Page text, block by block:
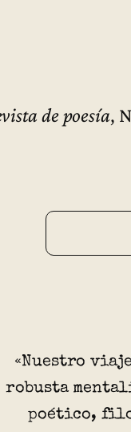
de poesía,
«Nuestro
robusta
poético,